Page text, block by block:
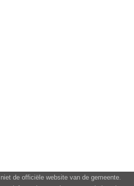
de officiële website van de gemeente.